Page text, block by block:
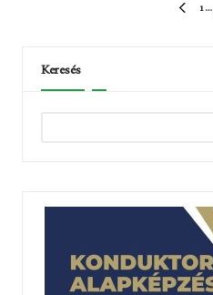
ELŐZŐ
1 …
Keresés